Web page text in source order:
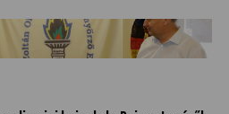
olimpiai bajnok dr. Rajczy